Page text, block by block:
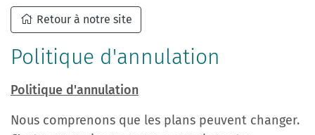
Retour à notre site
Politique d'annulation
Politique d'annulation
Nous comprenons que les plans peuvent changer.